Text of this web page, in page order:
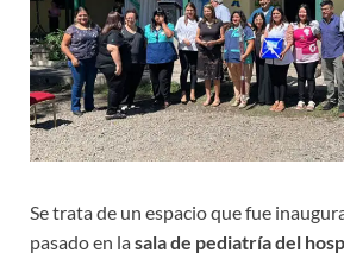
Se trata de un espacio que fue
pasado en lasala de pediatría del